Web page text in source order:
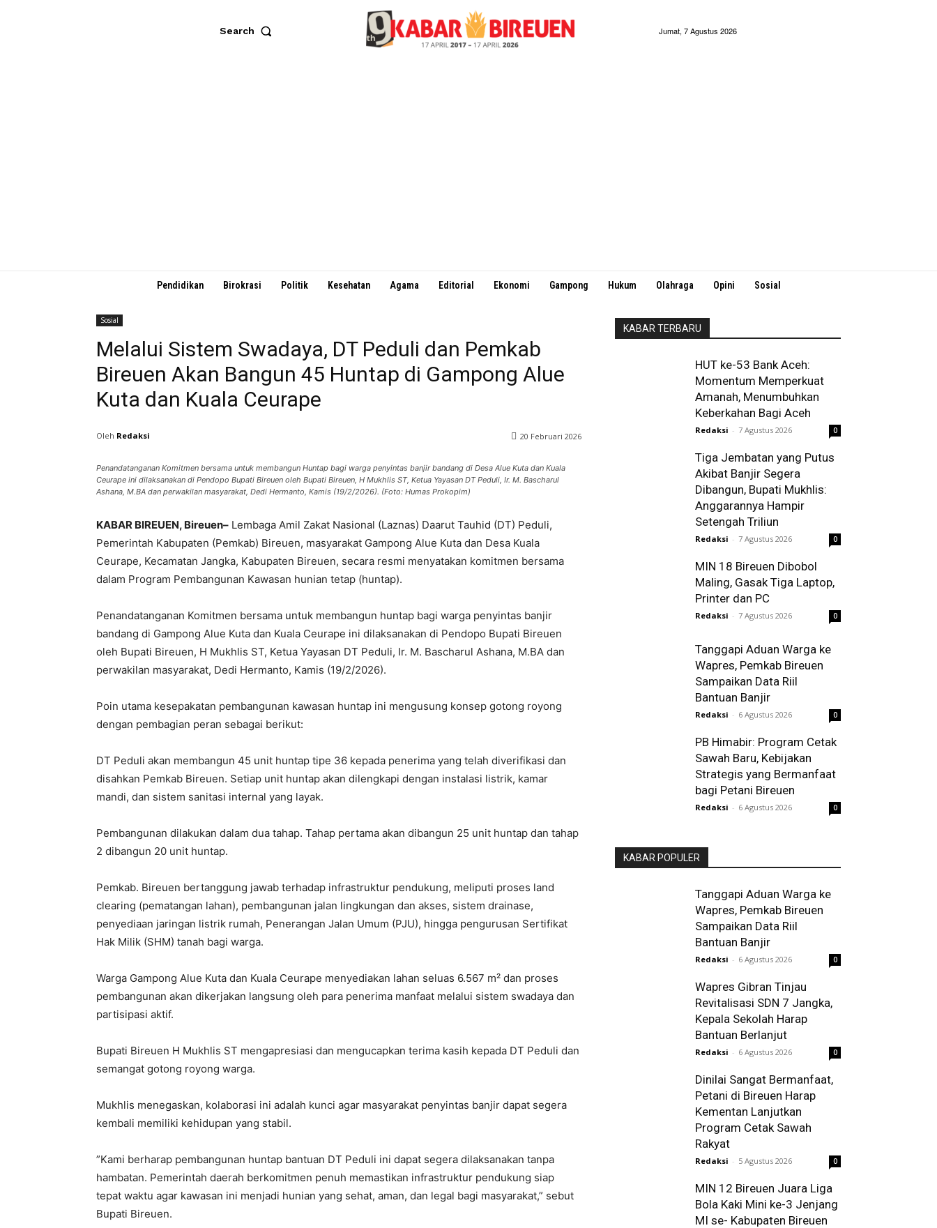
Search Jumat, 7 Agustus 2026
Pendidikan Birokrasi Politik Kesehatan Agama Editorial Ekonomi Gampong Hukum Olahraga Opini Sosial
Sosial
Melalui Sistem Swadaya, DT Peduli dan Pemkab
Bireuen Akan Bangun 45 Huntap di Gampong Alue
Kuta dan Kuala Ceurape
Oleh Redaksi 20 Februari 2026
Penandatanganan Komitmen bersama untuk membangun Huntap bagi warga penyintas banjir bandang di Desa Alue Kuta dan Kuala
Ceurape ini dilaksanakan di Pendopo Bupati Bireuen oleh Bupati Bireuen, H Mukhlis ST, Ketua Yayasan DT Peduli, Ir. M. Bascharul
Ashana, M.BA dan perwakilan masyarakat, Dedi Hermanto, Kamis (19/2/2026). (Foto: Humas Prokopim)
KABAR BIREUEN, Bireuen– Lembaga Amil Zakat Nasional (Laznas) Daarut Tauhid (DT) Peduli,
Pemerintah Kabupaten (Pemkab) Bireuen, masyarakat Gampong Alue Kuta dan Desa Kuala
Ceurape, Kecamatan Jangka, Kabupaten Bireuen, secara resmi menyatakan komitmen bersama
dalam Program Pembangunan Kawasan hunian tetap (huntap).
Penandatanganan Komitmen bersama untuk membangun huntap bagi warga penyintas banjir
bandang di Gampong Alue Kuta dan Kuala Ceurape ini dilaksanakan di Pendopo Bupati Bireuen
oleh Bupati Bireuen, H Mukhlis ST, Ketua Yayasan DT Peduli, Ir. M. Bascharul Ashana, M.BA dan
perwakilan masyarakat, Dedi Hermanto, Kamis (19/2/2026).
​Poin utama kesepakatan pembangunan kawasan huntap ini mengusung konsep gotong royong
dengan pembagian peran sebagai berikut:
DT Peduli akan membangun 45 unit huntap tipe 36 kepada penerima yang telah diverifikasi dan
disahkan Pemkab Bireuen. Setiap unit huntap akan dilengkapi dengan instalasi listrik, kamar
mandi, dan sistem sanitasi internal yang layak.
Pembangunan dilakukan dalam dua tahap. Tahap pertama akan dibangun 25 unit huntap dan tahap
2 dibangun 20 unit huntap.
Pemkab. Bireuen bertanggung jawab terhadap infrastruktur pendukung, meliputi proses land
clearing (pematangan lahan), pembangunan jalan lingkungan dan akses, sistem drainase,
penyediaan jaringan listrik rumah, Penerangan Jalan Umum (PJU), hingga pengurusan Sertifikat
Hak Milik (SHM) tanah bagi warga.
​Warga Gampong Alue Kuta dan Kuala Ceurape menyediakan lahan seluas 6.567 m² dan proses
pembangunan akan dikerjakan langsung oleh para penerima manfaat melalui sistem swadaya dan
partisipasi aktif.
Bupati Bireuen H Mukhlis ST mengapresiasi dan mengucapkan terima kasih kepada DT Peduli dan
semangat gotong royong warga.
Mukhlis menegaskan, kolaborasi ini adalah kunci agar masyarakat penyintas banjir dapat segera
kembali memiliki kehidupan yang stabil.
​”Kami berharap pembangunan huntap bantuan DT Peduli ini dapat segera dilaksanakan tanpa
hambatan. Pemerintah daerah berkomitmen penuh memastikan infrastruktur pendukung siap
tepat waktu agar kawasan ini menjadi hunian yang sehat, aman, dan legal bagi masyarakat,” sebut
Bupati Bireuen.
KABAR TERBARU
HUT ke-53 Bank Aceh:
Momentum Memperkuat
Amanah, Menumbuhkan
Keberkahan Bagi Aceh
Redaksi - 7 Agustus 2026 0
Tiga Jembatan yang Putus
Akibat Banjir Segera
Dibangun, Bupati Mukhlis:
Anggarannya Hampir
Setengah Triliun
Redaksi - 7 Agustus 2026 0
MIN 18 Bireuen Dibobol
Maling, Gasak Tiga Laptop,
Printer dan PC
Redaksi - 7 Agustus 2026 0
Tanggapi Aduan Warga ke
Wapres, Pemkab Bireuen
Sampaikan Data Riil
Bantuan Banjir
Redaksi - 6 Agustus 2026 0
PB Himabir: Program Cetak
Sawah Baru, Kebijakan
Strategis yang Bermanfaat
bagi Petani Bireuen
Redaksi - 6 Agustus 2026 0
KABAR POPULER
Tanggapi Aduan Warga ke
Wapres, Pemkab Bireuen
Sampaikan Data Riil
Bantuan Banjir
Redaksi - 6 Agustus 2026 0
Wapres Gibran Tinjau
Revitalisasi SDN 7 Jangka,
Kepala Sekolah Harap
Bantuan Berlanjut
Redaksi - 6 Agustus 2026 0
Dinilai Sangat Bermanfaat,
Petani di Bireuen Harap
Kementan Lanjutkan
Program Cetak Sawah
Rakyat
Redaksi - 5 Agustus 2026 0
MIN 12 Bireuen Juara Liga
Bola Kaki Mini ke-3 Jenjang
MI se- Kabupaten Bireuen